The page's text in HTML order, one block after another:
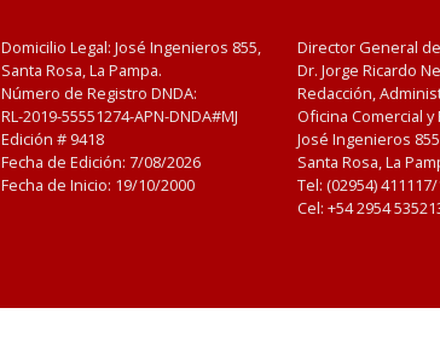
Domicilio Legal: José Ingenieros 855,
Santa Rosa, La Pampa.
Número de Registro DNDA:
RL-2019-55551274-APN-DNDA#MJ
Edición # 9418
Fecha de Edición: 7/08/2026
Fecha de Inicio: 19/10/2000
Director General
Dr. Jorge Ricardo
Redacción,
Oficina Comercial
José Ingenieros
Santa Rosa, La
Tel: (02954)
Cel: +54 2954